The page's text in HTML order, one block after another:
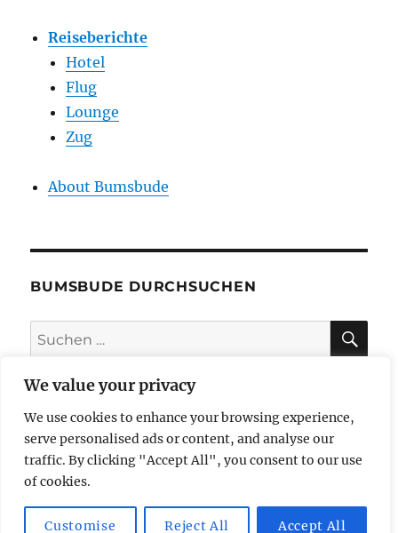
We value your privacy
We use cookies to enhance your browsing experience,
serve personalised ads or content, and analyse our
traffic. By clicking "Accept All", you consent to our use
of cookies.
Customise Reject All Accept All
Reiseberichte
Hotel
Flug
Lounge
Zug
About Bumsbude
BUMSBUDE DURCHSUCHEN
Suche
nach:
impressum
datenschutzerklärung
butzi bereist Mit Stolz präsentiert von WordPress